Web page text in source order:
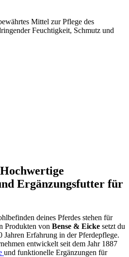
Mittel zur Pflege des
Feuchtigkeit, Schmutz und
Ergänzungsfutter für
deines Pferdes stehen für
Produkten von Bense & Eicke setzt du
Jahren Erfahrung in der Pferdepflege.
entwickelt seit dem Jahr 1887
und funktionelle Ergänzungen für